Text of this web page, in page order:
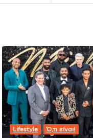
Lifestyle Ό,τι είναι!